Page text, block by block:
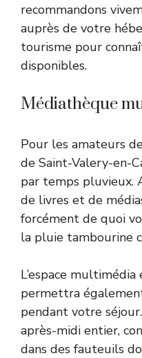
recommandons
auprès de votre
tourisme pour
disponibles.
Médiathèque
Pour les amateurs
de Saint-Valery-en-
par temps pluvieux.
de livres et de
forcément de quoi
la pluie tambourine
L’espace
permettra
pendant votre
après-midi entier,
dans des fauteuils